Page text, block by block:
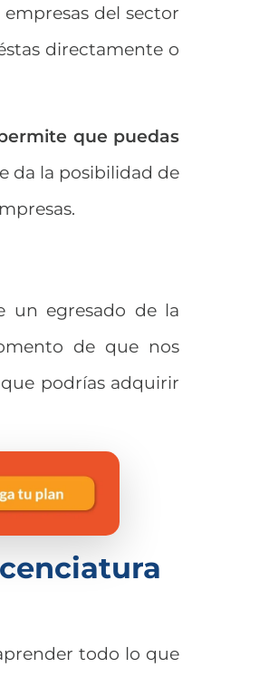
del sector
directamente o
que puedas
da la posibilidad de
un egresado de la
de que nos
podrías adquirir
todo lo que